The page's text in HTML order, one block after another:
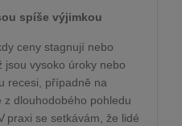
spíše výjimkou
ceny stagnují nebo
jsou vysoko úroky nebo
recesi, případně na
z dlouhodobého pohledu
praxi se setkávám, že lidé